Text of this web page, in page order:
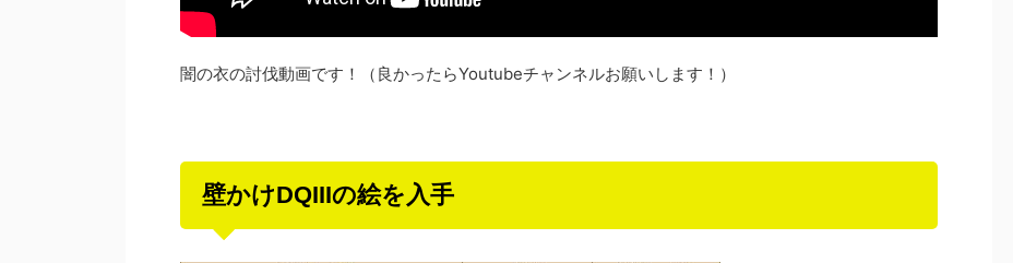
闇の衣の討伐動画です！（良かったらYoutubeチャンネルお願いします！）
壁かけDQIIIの絵を入手